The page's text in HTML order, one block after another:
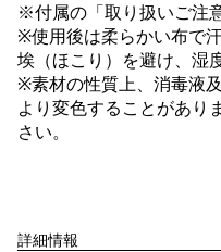
※付属の「取り扱いご注
※使用後は柔らかい布で
埃（ほこり）を避け、湿
※素材の性質上、消毒液
より変色することがあり
さい。
詳細情報